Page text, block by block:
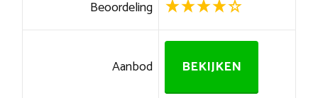
Beoordeling
Aanbod BEKIJKEN